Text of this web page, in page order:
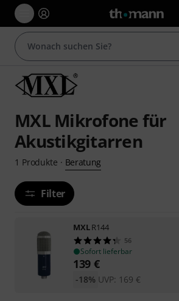
MXL Mikrofone für
Akustikgitarren
1 Produkte · Beratung
Filter
MXLR144
56
Sofort lieferbar
139 €
UVP: 169 €
-18%